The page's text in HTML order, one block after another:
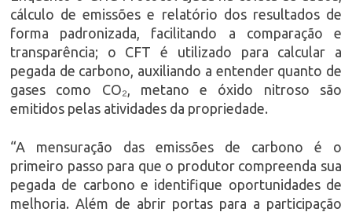
cálculo de emissões e relatório dos resultados de
forma padronizada, facilitando a comparação e
transparência; o CFT é utilizado para calcular a
pegada de carbono, auxiliando a entender quanto de
gases como CO₂, metano e óxido nitroso são
emitidos pelas atividades da propriedade.
“A mensuração das emissões de carbono é o
primeiro passo para que o produtor compreenda sua
pegada de carbono e identifique oportunidades de
melhoria. Além de abrir portas para a participação